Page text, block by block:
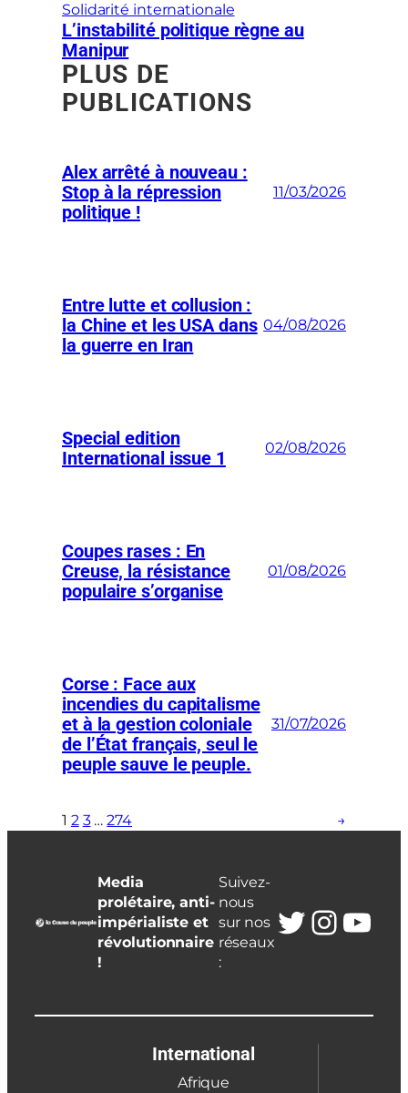
Solidarité internationale
L’instabilité politique règne au
Manipur
PLUS DE
PUBLICATIONS
Alex arrêté à nouveau :
Stop à la répression
politique !
11/03/2026
Entre lutte et collusion :
la Chine et les USA dans
la guerre en Iran
04/08/2026
Special edition
International issue 1
02/08/2026
Coupes rases : En
Creuse, la résistance
populaire s’organise
01/08/2026
Corse : Face aux
incendies du capitalisme
et à la gestion coloniale
de l’État français, seul le
peuple sauve le peuple.
31/07/2026
1 2 3 … 274 →
Media
prolétaire, anti-
impérialiste et
révolutionnaire
!
Suivez-
nous
sur nos
réseaux
:
Twitter
International
Afrique